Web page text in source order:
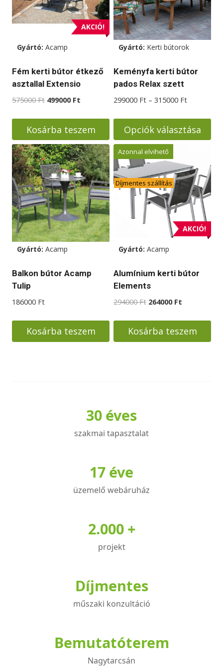
AKCIÓ!
Gyártó: Acamp
Fém kerti bútor étkező
asztallal Extensio
575000Ft Original
575000 Ft.
499000 Ft
499000 Ft.
Kosárba teszem
Gyártó: Kerti bútorok
Keményfa kerti bútor
pados Relax szett
299000 Ft – 315000 Ft
315000 Ft
Opciók választása
Ennek
a
terméknek
több
variációja
termékoldalon
választhatók
Gyártó: Acamp
Balkon bútor Acamp
Tulip
186000 Ft
Kosárba teszem
AKCIÓ!
Azonnal elvihető
Díjmentes szállítás
Gyártó: Acamp
Alumínium kerti bútor
Elements
294000Ft Original
was:
294000 Ft.
264000 Ft
is:
264000 Ft.
Kosárba teszem
30 éves
szakmai tapasztalat
17 éve
üzemelő webáruház
2.000 +
projekt
Díjmentes
műszaki konzultáció
Bemutatóterem
Nagytarcsán